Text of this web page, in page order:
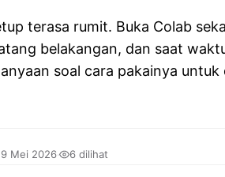
terasa rumit. Buka Colab
belakangan, dan saat
soal cara pakainya
Mei 2026· 6 dilihat